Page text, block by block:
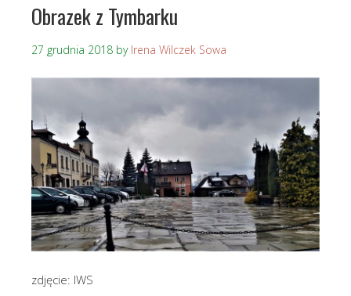
Obrazek z Tymbarku
27 grudnia 2018 by Irena Wilczek Sowa
zdjęcie: IWS